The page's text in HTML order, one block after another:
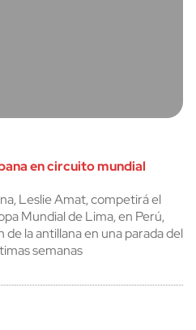
en circuito mundial
Leslie Amat, competirá el
Mundial de Lima, en Perú,
la antillana en una parada del
semanas